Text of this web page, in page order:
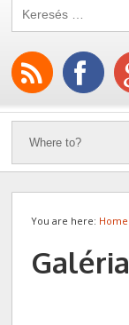
You are here: Home
Galéria